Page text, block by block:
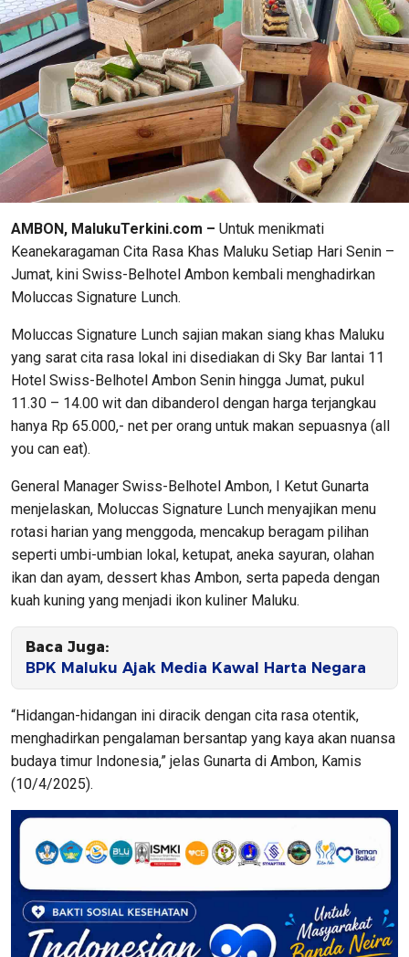
AMBON, MalukuTerkini.com – Untuk menikmati
Keanekaragaman Cita Rasa Khas Maluku Setiap Hari Senin –
Jumat, kini Swiss-Belhotel Ambon kembali menghadirkan
Moluccas Signature Lunch.
Moluccas Signature Lunch sajian makan siang khas Maluku
yang sarat cita rasa lokal ini disediakan di Sky Bar lantai 11
Hotel Swiss-Belhotel Ambon Senin hingga Jumat, pukul
11.30 – 14.00 wit dan dibanderol dengan harga terjangkau
hanya Rp 65.000,- net per orang untuk makan sepuasnya (all
you can eat).
General Manager Swiss-Belhotel Ambon, I Ketut Gunarta
menjelaskan, Moluccas Signature Lunch menyajikan menu
rotasi harian yang menggoda, mencakup beragam pilihan
seperti umbi-umbian lokal, ketupat, aneka sayuran, olahan
ikan dan ayam, dessert khas Ambon, serta papeda dengan
kuah kuning yang menjadi ikon kuliner Maluku.
Baca Juga:
BPK Maluku Ajak Media Kawal Harta Negara
“Hidangan-hidangan ini diracik dengan cita rasa otentik,
menghadirkan pengalaman bersantap yang kaya akan nuansa
budaya timur Indonesia,” jelas Gunarta di Ambon, Kamis
(10/4/2025).